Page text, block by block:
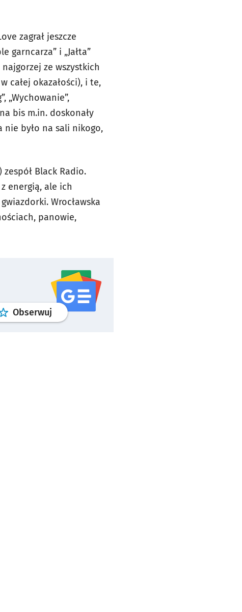
zagrał jeszcze
garncarza” i „Jałta”
ze wszystkich
całej okazałości), i te,
„Wychowanie”,
bis m.in. doskonały
nie było na sali nikogo,
Black Radio.
energią, ale ich
Wrocławska
panowie,
Obserwuj profilgoogle news